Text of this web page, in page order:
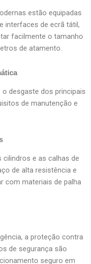
estão equipadas
interfaces de ecrã tátil,
facilmente o tamanho
de atamento.
desgaste dos principais
de manutenção e
e as calhas de
de alta resistência e
com materiais de palha
a proteção contra
de segurança são
seguro em